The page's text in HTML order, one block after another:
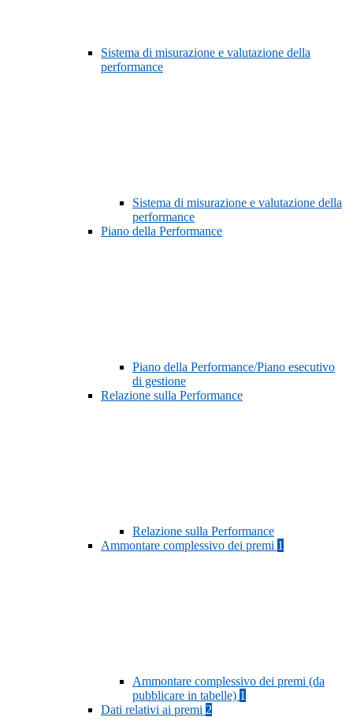
Sistema di misurazione e valutazione della
performance
Sistema di misurazione e valutazione della
performance
Piano della Performance
Piano della Performance/Piano esecutivo
di gestione
Relazione sulla Performance
Relazione sulla Performance
Ammontare complessivo dei premi 1
Ammontare complessivo dei premi (da
pubblicare in tabelle) 1
Dati relativi ai premi 2